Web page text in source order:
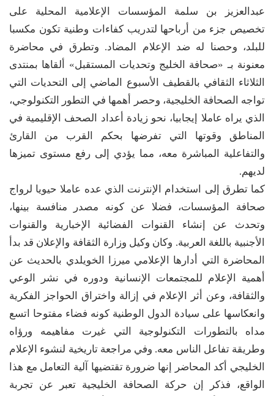
عبدالعزيز بن سلمة المؤسسات الإعلامية المحلية على
تخصيص جزء من أرباحها لتدريب كفاءات وطنية تكون مكسبا
للبلد، وحصنا له ضد الإعلام المضاد. وتطرق في محاضرة
معنونة بـ «صحافة الخليج وتحديات المستقبل» ألقاها بمنتدى
الثلاثاء الثقافي بالقطيف الأسبوع الماضي إلى التحديات التي
تواجه الصحافة الخليجية، وحصر أهمها في التطور التكنولوجي،
الذي يراه عاملا إيجابيا، نحو زيادة أعداد الصحف الإقليمية في
المناطق وقوتها التي تفرضها بحكم القرب من القارئ
والتفاعلية المباشرة معه، مما يؤدي إلى رفع مستوى تميزها
لديهم.
كما تطرق إلى استخدام الإنترنت الذي عده عاملا حيويا لرواج
صحافة المؤسسات، فضلا عن كونه مصدر منافسة بينها،
وتحدث عن إنشاء القنوات الفضائية الإخبارية والقنوات
الأجنبية باللغة العربية. وكان وكيل وزارة الثقافة والإعلان قد بدأ
المحاضرة التي أدارها الإعلامي ميرزا الخويلدي بالحديث عن
أهمية الإعلام للمجتمعات الإنسانية ودوره في نشر الوعي
والثقافة، وعن أثر الإعلام في إزالة واختراق الحواجز الفكرية
وانعكاسها على سيادة الدول الوطنية كونه فضاء مفتوحا اتسع
مداه بالتطورات التكنولوجية التي غيرت مفاهيمه ورؤاه
وطريقة تفاعل الناس معه. وفي مراجعة تاريخية لنشوء الإعلام
الخليجي أكد المحاضر إنها ضرورة تقتضيها آلية التعامل مع هذا
الواقع، فذكر إن حركة الصحافة الخليجية تعبر عن تجربة